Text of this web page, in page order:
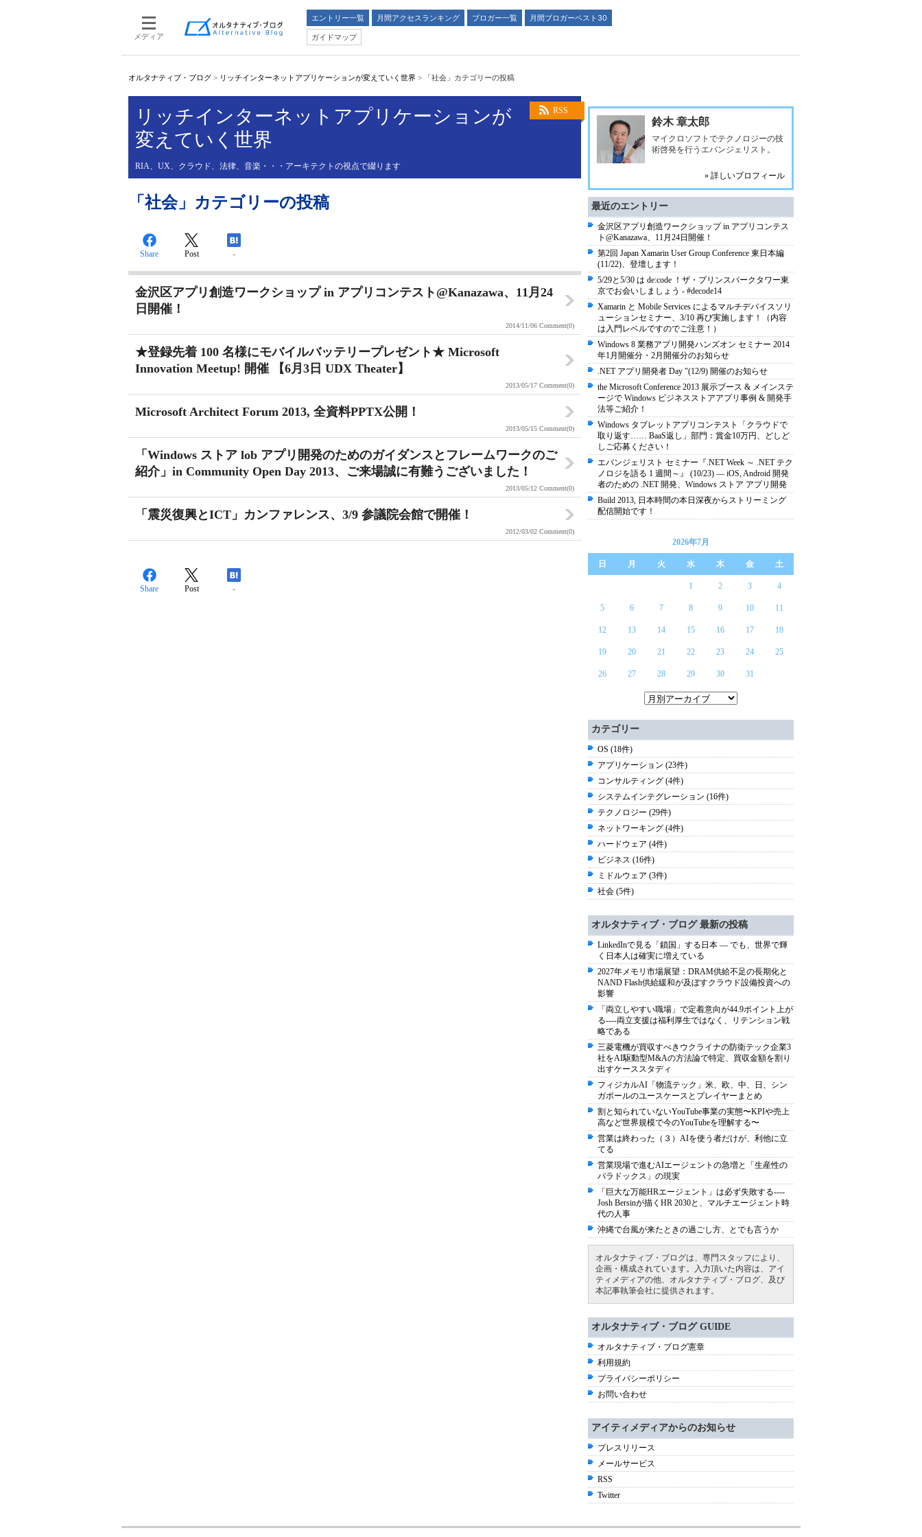
メディア
エントリー一覧 月間アクセスランキング ブロガー一覧
月間ブロガーベスト30
ガイドマップ
オルタナティブ・ブログ > リッチインターネットアプリケーションが変えていく世界 > 「社会」カテゴリーの投稿
RSS
リッチインターネットアプリケーションが
変えていく世界
RIA、UX、クラウド、法律、音楽・・・アーキテクトの視点で綴ります
「社会」カテゴリーの投稿
Share Post -
金沢区アプリ創造ワークショップ in アプリコンテスト@Kanazawa、11月24
日開催！
2014/11/06 Comment(0)
★登録先着 100 名様にモバイルバッテリープレゼント★ Microsoft
Innovation Meetup! 開催 【6月3日 UDX Theater】
2013/05/17 Comment(0)
Microsoft Architect Forum 2013, 全資料PPTX公開！
2013/05/15 Comment(0)
「Windows ストア lob アプリ開発のためのガイダンスとフレームワークのご
紹介」in Community Open Day 2013、ご来場誠に有難うございました！
2013/05/12 Comment(0)
「震災復興とICT」カンファレンス、3/9 参議院会館で開催！
2012/03/02 Comment(0)
Share Post -
鈴木 章太郎
マイクロソフトでテクノロジーの技
術啓発を行うエバンジェリスト。
» 詳しいプロフィール
最近のエントリー
金沢区アプリ創造ワークショップ in アプリコンテス
ト@Kanazawa、11月24日開催！
第2回 Japan Xamarin User Group Conference 東日本編
(11/22)、登壇します！
5/29と5/30 は de:code ！ザ・プリンスパークタワー東
京でお会いしましょう - #decode14
Xamarin と Mobile Services によるマルチデバイスソリ
ューションセミナー、3/10 再び実施します！（内容
は入門レベルですのでご注意！）
Windows 8 業務アプリ開発ハンズオン セミナー 2014
年1月開催分・2月開催分のお知らせ
.NET アプリ開発者 Day "(12/9) 開催のお知らせ
the Microsoft Conference 2013 展示ブース & メインステ
ージで Windows ビジネスストアアプリ事例 & 開発手
法等ご紹介！
Windows タブレットアプリコンテスト「クラウドで
取り返す…… BaaS返し」部門：賞金10万円、どしど
しご応募ください！
エバンジェリスト セミナー『.NET Week ～ .NET テク
ノロジを語る 1 週間～』 (10/23) ― iOS, Android 開発
者のための .NET 開発、Windows ストア アプリ開発
Build 2013, 日本時間の本日深夜からストリーミング
配信開始です！
2026年7月
日 月 火 水 木 金 土
1 2 3 4
5 6 7 8 9 10 11
12 13 14 15 16 17 18
19 20 21 22 23 24 25
26 27 28 29 30 31
カテゴリー
OS (18件)
アプリケーション (23件)
コンサルティング (4件)
システムインテグレーション (16件)
テクノロジー (29件)
ネットワーキング (4件)
ハードウェア (4件)
ビジネス (16件)
ミドルウェア (3件)
社会 (5件)
オルタナティブ・ブログ 最新の投稿
LinkedInで見る「鎖国」する日本 ― でも、世界で輝
く日本人は確実に増えている
2027年メモリ市場展望：DRAM供給不足の長期化と
NAND Flash供給緩和が及ぼすクラウド設備投資への
影響
「両立しやすい職場」で定着意向が44.9ポイント上が
る----両立支援は福利厚生ではなく、リテンション戦
略である
三菱電機が買収すべきウクライナの防衛テック企業3
社をAI駆動型M&Aの方法論で特定、買収金額を割り
出すケーススタディ
フィジカルAI「物流テック」米、欧、中、日、シン
ガポールのユースケースとプレイヤーまとめ
割と知られていないYouTube事業の実態〜KPIや売上
高など世界規模で今のYouTubeを理解する〜
営業は終わった（３）AIを使う者だけが、利他に立
てる
営業現場で進むAIエージェントの急増と「生産性の
パラドックス」の現実
「巨大な万能HRエージェント」は必ず失敗する----
Josh Bersinが描くHR 2030と、マルチエージェント時
代の人事
沖縄で台風が来たときの過ごし方、とでも言うか
オルタナティブ・ブログは、専門スタッフにより、
企画・構成されています。入力頂いた内容は、アイ
ティメディアの他、オルタナティブ・ブログ、及び
本記事執筆会社に提供されます。
オルタナティブ・ブログ GUIDE
オルタナティブ・ブログ憲章
利用規約
プライバシーポリシー
お問い合わせ
アイティメディアからのお知らせ
プレスリリース
メールサービス
RSS
Twitter